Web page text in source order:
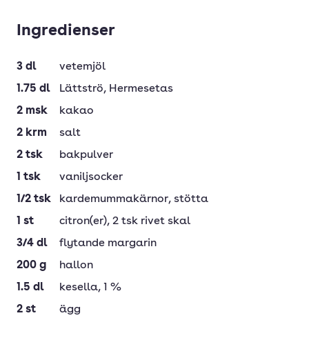
Ingredienser
3 dl
vetemjöl
1.75 dl Lättströ, Hermesetas
2 msk
kakao
2 krm
salt
2 tsk
bakpulver
1 tsk
vaniljsocker
1/2 tsk kardemummakärnor, stötta
1 st citron(er), 2 tsk rivet skal
3/4 dl
flytande margarin
200 g
hallon
1.5 dl kesella, 1 %
2 st ägg